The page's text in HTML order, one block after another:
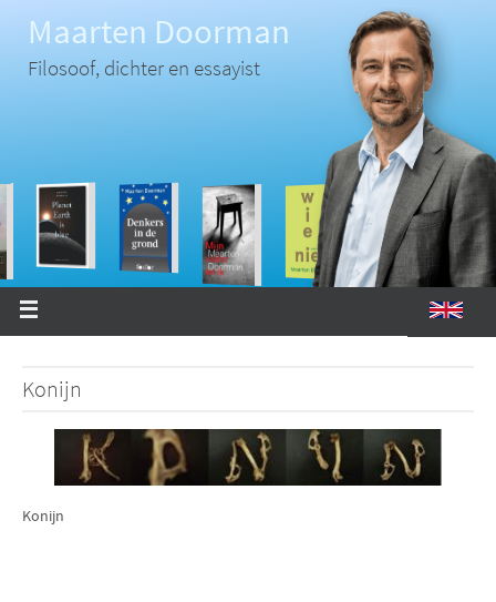
inhoud
Maarten Doorman
Filosoof, dichter en essayist
Konijn
Konijn